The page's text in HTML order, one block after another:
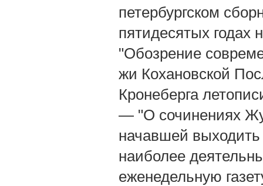
петербургском
пятидесятых годах
"Обозрение
жи Кохановской
Кронеберга
— "О сочинениях
начавшей
наиболее
еженедельную